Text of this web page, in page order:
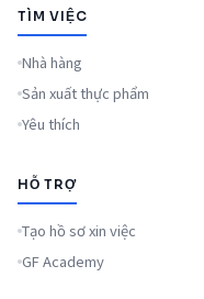
TÌM VIỆC
Nhà hàng
Sản xuất thực phẩm
Yêu thích
HỖ TRỢ
Tạo hồ sơ xin việc
GF Academy